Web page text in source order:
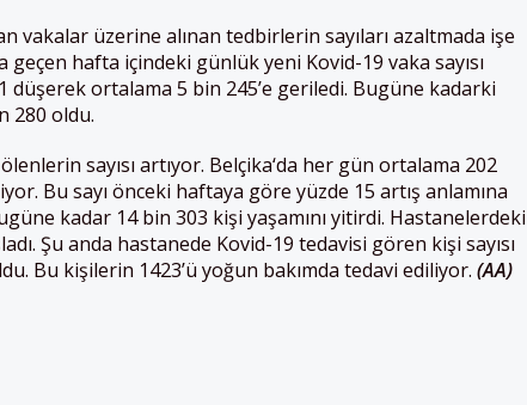
vakalar üzerine alınan tedbirlerin sayıları azaltmada işe
geçen hafta içindeki günlük yeni Kovid-19 vaka sayısı
düşerek ortalama 5 bin 245’e geriledi. Bugüne kadarki
280 oldu.
sayısı artıyor. Belçika‘da her gün ortalama 202
Bu sayı önceki haftaya göre yüzde 15 artış anlamına
kadar 14 bin 303 kişi yaşamını yitirdi. Hastanelerdeki
Şu anda hastanede Kovid-19 tedavisi gören kişi sayısı
Bu kişilerin 1423’ü yoğun bakımda tedavi ediliyor. (AA)